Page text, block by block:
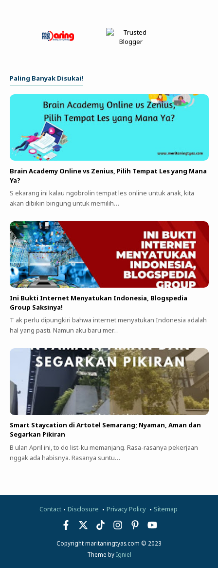
Paling Banyak Disukai!
Brain Academy Online vs Zenius, Pilih Tempat Les yang Mana
Ya?
S ekarang ini kalau ngobrolin tempat les online untuk anak, kita
akan dibikin bingung untuk memilih…
Ini Bukti Internet Menyatukan Indonesia, Blogspedia
Group Saksinya!
T ak perlu dipungkiri bahwa internet menyatukan Indonesia adalah
hal yang pasti. Namun aku baru mer…
Smart Staycation di Artotel Semarang; Nyaman, Aman dan
Segarkan Pikiran
B ulan April ini, to do list-ku memanjang. Rasa-rasanya pekerjaan
nggak ada habisnya. Rasanya suntu…
Contact Disclosure Privacy Policy Sitemap
Copyright maritaningtyas.com © 2023
Theme by Igniel